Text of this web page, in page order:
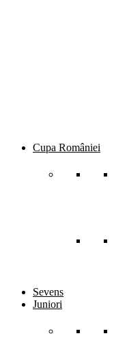
Cupa României
Sevens
Juniori